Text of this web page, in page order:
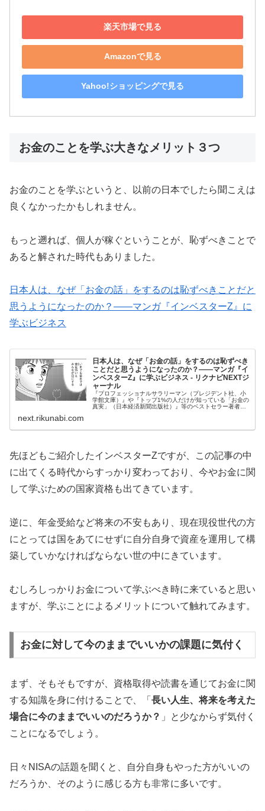
楽天市場で見る
Amazonで見る
Yahoo!ショッピングで見る
お金のことを学ぶ大きなメリット３つ
お金のことを学ぶというと、以前の日本でしたら聞こえは
良くなかったかもしれません。
もっと遡れば、個人が稼ぐということが、恥ずべきことで
あると解された時代もありました。
日本人は、なぜ「お金の話」をするのは恥ずべきことだと
思うようになったのか？――マンガ『インベスターZ』に
学ぶビジネス
日本人は、なぜ「お金の話」をするのは恥ずべき
ことだと思うようになったのか？――マンガ『イ
ンベスターZ』に学ぶビジネス - リクナビNEXTジ
ャーナル
『プロフェッショナルサラリーマン（プレジデント社、小
学館文庫）』や『トップ1%の人だけが知っている「お金の
真実」（日本経済新聞出版社）』等のベストセラー著者で
next.rikunabi.com
先ほどもご紹介したインベスターZですが、この記事の中
に出てくる時代からすっかり変わっており、今やお金に関
して学ぶための国家資格も出てきています。
逆に、年金受給など将来の不安もあり、現在現役世代の方
にとっては国をあてにせずに自分自身で資産を運用して構
築していかなければならない世の中にきています。
むしろしっかりお金について学ぶべき時に来ていると思い
ますが、学ぶことによるメリットについて触れてみます。
お金に対して今のままでいいかの課題に気付く
まず、そもそもですが、資格取得や読書を通じてお金に関
する知識を身に付けることで、「 長い人生、将来を考えた
場合に今のままでいいのだろうか？ 」と少なからず気付く
ことになるでしょう。
日々NISAの話題を聞くと、自分自身もやった方がいいの
だろうか、そのように感じる方も非常に多いです。